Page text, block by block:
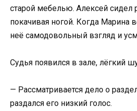
старой мебелью. Алексей сидел
покачивая ногой. Когда Марина
неё самодовольный взгляд и
Судья появился в зале, лёгкий
— Рассматривается дело о
раздался его низкий голос.